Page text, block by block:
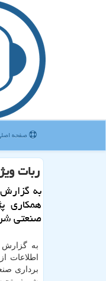
صفحه
ربات
به گزارش
همكاری
صنعتی
به
اطلاعات
برداری